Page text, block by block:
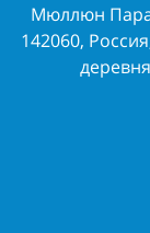
Мюллюн
142060,